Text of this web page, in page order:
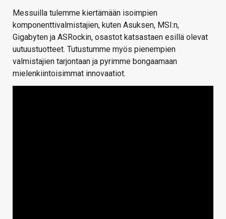
Messuilla tulemme kiertämään isoimpien
komponenttivalmistajien, kuten Asuksen, MSI:n,
Gigabyten ja ASRockin, osastot katsastaen esillä olevat
uutuustuotteet. Tutustumme myös pienempien
valmistajien tarjontaan ja pyrimme bongaamaan
mielenkiintoisimmat innovaatiot.